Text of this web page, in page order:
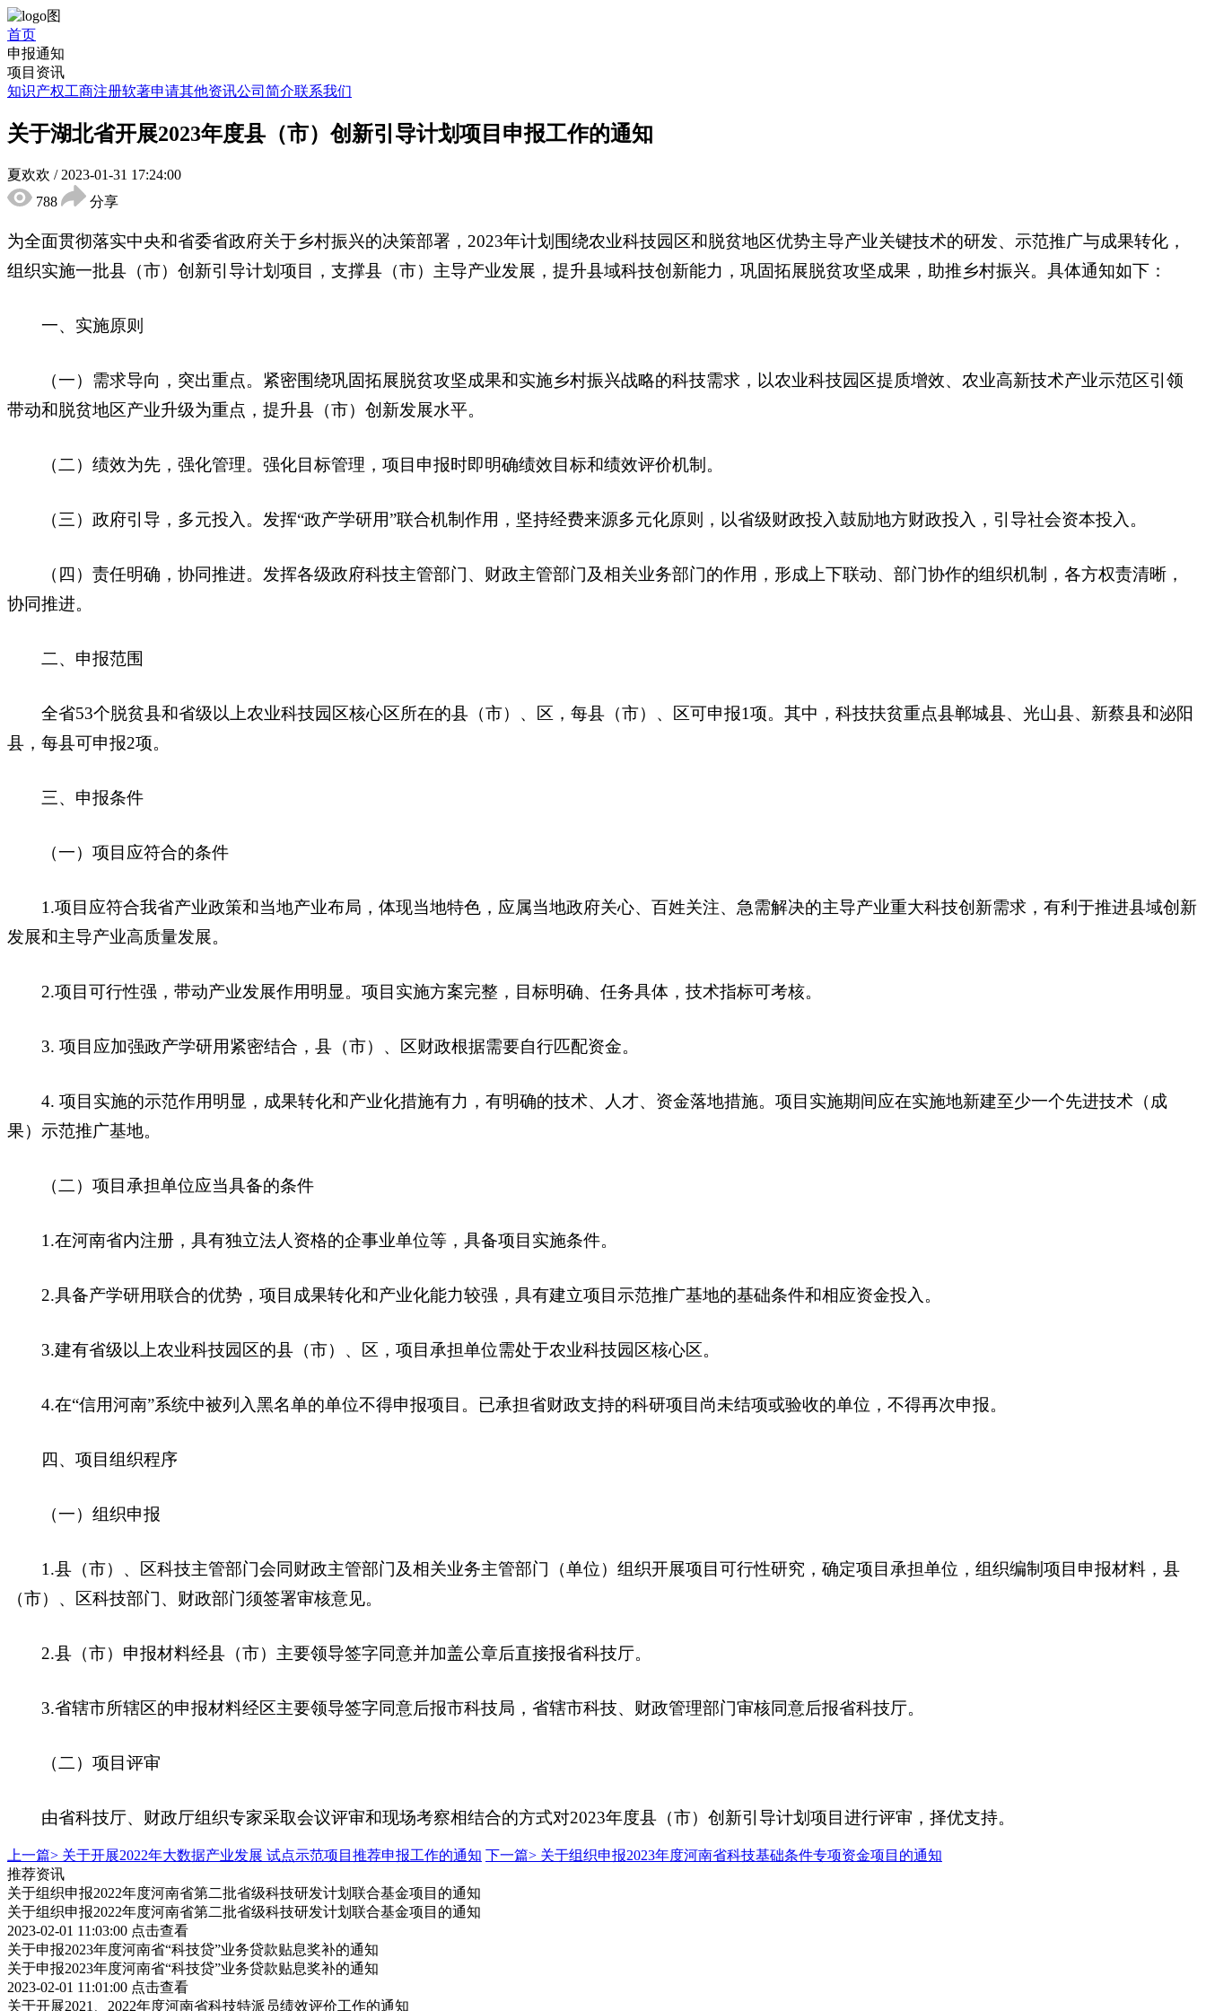
首页
申报通知
项目资讯
知识产权工商注册软著申请其他资讯公司简介联系我们
关于湖北省开展2023年度县（市）创新引导计划项目申报工作的通知
夏欢欢 / 2023-01-31 17:24:00
788
分享
为全面贯彻落实中央和省委省政府关于乡村振兴的决策部署，2023年计划围绕农业科技园区和脱贫地区优势主导产业关键技术的研发、示范推广与成果转化，
组织实施一批县（市）创新引导计划项目，支撑县（市）主导产业发展，提升县域科技创新能力，巩固拓展脱贫攻坚成果，助推乡村振兴。具体通知如下：
一、实施原则
（一）需求导向，突出重点。紧密围绕巩固拓展脱贫攻坚成果和实施乡村振兴战略的科技需求，以农业科技园区提质增效、农业高新技术产业示范区引领
带动和脱贫地区产业升级为重点，提升县（市）创新发展水平。
（二）绩效为先，强化管理。强化目标管理，项目申报时即明确绩效目标和绩效评价机制。
（三）政府引导，多元投入。发挥“政产学研用”联合机制作用，坚持经费来源多元化原则，以省级财政投入鼓励地方财政投入，引导社会资本投入。
（四）责任明确，协同推进。发挥各级政府科技主管部门、财政主管部门及相关业务部门的作用，形成上下联动、部门协作的组织机制，各方权责清晰，
协同推进。
二、申报范围
全省53个脱贫县和省级以上农业科技园区核心区所在的县（市）、区，每县（市）、区可申报1项。其中，科技扶贫重点县郸城县、光山县、新蔡县和泌阳
县，每县可申报2项。
三、申报条件
（一）项目应符合的条件
1.项目应符合我省产业政策和当地产业布局，体现当地特色，应属当地政府关心、百姓关注、急需解决的主导产业重大科技创新需求，有利于推进县域创新
发展和主导产业高质量发展。
2.项目可行性强，带动产业发展作用明显。项目实施方案完整，目标明确、任务具体，技术指标可考核。
3. 项目应加强政产学研用紧密结合，县（市）、区财政根据需要自行匹配资金。
4. 项目实施的示范作用明显，成果转化和产业化措施有力，有明确的技术、人才、资金落地措施。项目实施期间应在实施地新建至少一个先进技术（成
果）示范推广基地。
（二）项目承担单位应当具备的条件
1.在河南省内注册，具有独立法人资格的企事业单位等，具备项目实施条件。
2.具备产学研用联合的优势，项目成果转化和产业化能力较强，具有建立项目示范推广基地的基础条件和相应资金投入。
3.建有省级以上农业科技园区的县（市）、区，项目承担单位需处于农业科技园区核心区。
4.在“信用河南”系统中被列入黑名单的单位不得申报项目。已承担省财政支持的科研项目尚未结项或验收的单位，不得再次申报。
四、项目组织程序
（一）组织申报
1.县（市）、区科技主管部门会同财政主管部门及相关业务主管部门（单位）组织开展项目可行性研究，确定项目承担单位，组织编制项目申报材料，县
（市）、区科技部门、财政部门须签署审核意见。
2.县（市）申报材料经县（市）主要领导签字同意并加盖公章后直接报省科技厅。
3.省辖市所辖区的申报材料经区主要领导签字同意后报市科技局，省辖市科技、财政管理部门审核同意后报省科技厅。
（二）项目评审
由省科技厅、财政厅组织专家采取会议评审和现场考察相结合的方式对2023年度县（市）创新引导计划项目进行评审，择优支持。
上一篇> 关于开展2022年大数据产业发展 试点示范项目推荐申报工作的通知 下一篇> 关于组织申报2023年度河南省科技基础条件专项资金项目的通知
推荐资讯
关于组织申报2022年度河南省第二批省级科技研发计划联合基金项目的通知
关于组织申报2022年度河南省第二批省级科技研发计划联合基金项目的通知
2023-02-01 11:03:00 点击查看
关于申报2023年度河南省“科技贷”业务贷款贴息奖补的通知
关于申报2023年度河南省“科技贷”业务贷款贴息奖补的通知
2023-02-01 11:01:00 点击查看
关于开展2021、2022年度河南省科技特派员绩效评价工作的通知